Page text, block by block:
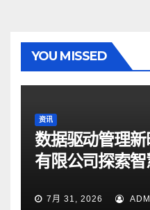
YOU MISSED
资讯
数据驱动管理
有限公司探索
7月 31, 2026